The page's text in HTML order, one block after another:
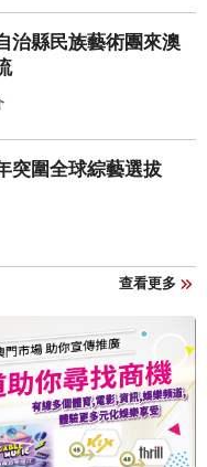
治縣民族藝術團來澳
突圍全球綜藝選拔
查看更多